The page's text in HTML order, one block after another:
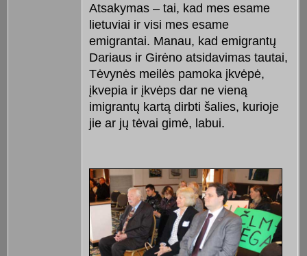
Atsakymas – tai, kad mes esame
lietuviai ir visi mes esame
emigrantai. Manau, kad emigrantų
Dariaus ir Girėno atsidavimas tautai,
Tėvynės meilės pamoka įkvėpė,
įkvepia ir įkvėps dar ne vieną
imigrantų kartą dirbti šalies, kurioje
jie ar jų tėvai gimė, labui.